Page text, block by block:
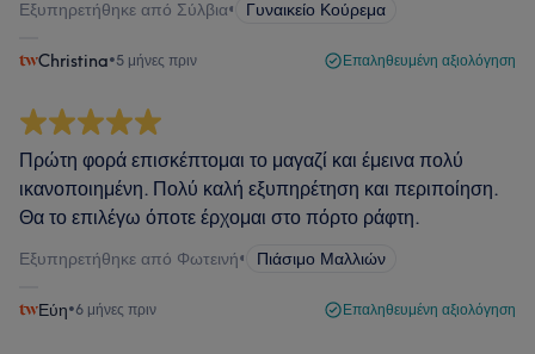
Εξυπηρετήθηκε από Σύλβια• Γυναικείο Κούρεμα
Christina•5 μήνες πριν Επαληθευμένη αξιολόγηση
Πρώτη φορά επισκέπτομαι το μαγαζί και έμεινα πολύ
ικανοποιημένη. Πολύ καλή εξυπηρέτηση και περιποίηση.
Θα το επιλέγω όποτε έρχομαι στο πόρτο ράφτη.
Εξυπηρετήθηκε από Φωτεινή• Πιάσιμο Μαλλιών
Εύη•6 μήνες πριν Επαληθευμένη αξιολόγηση